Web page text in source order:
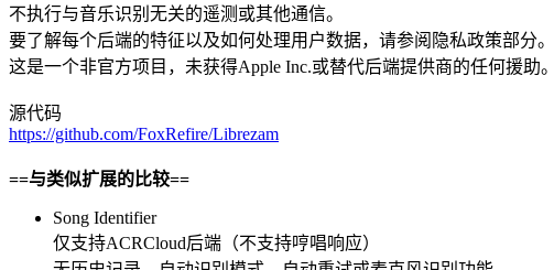
不执行与音乐识别无关的遥测或其他通信。
要了解每个后端的特征以及如何处理用户数据，请参阅隐私政策部分。
这是一个非官方项目，未获得Apple Inc.或替代后端提供商的任何援助。
源代码
https://github.com/FoxRefire/Librezam
==与类似扩展的比较==
Song Identifier
仅支持ACRCloud后端（不支持哼唱响应）